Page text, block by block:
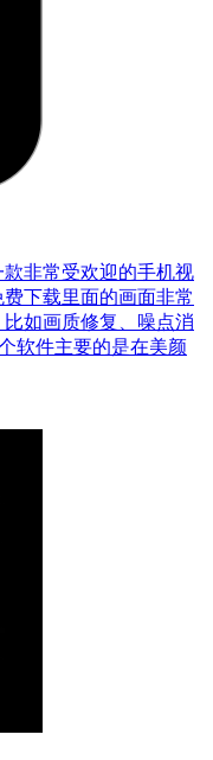
非常受欢迎的手机视
下载里面的画面非常
如画质修复、噪点消
软件主要的是在美颜